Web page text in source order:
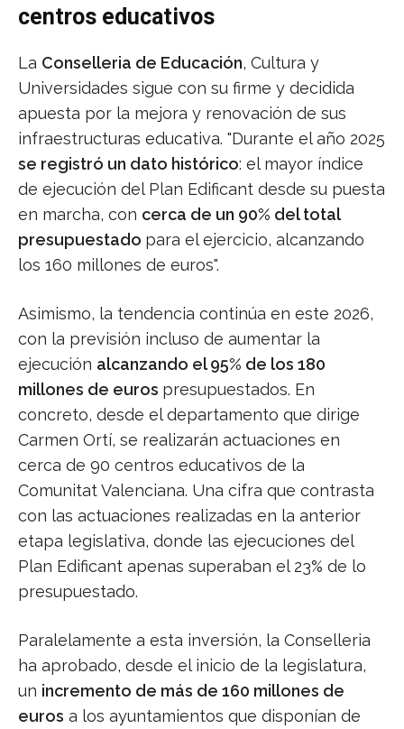
centros educativos
La Conselleria de Educación, Cultura y
Universidades sigue con su firme y decidida
apuesta por la mejora y renovación de sus
infraestructuras educativa. "Durante el año 2025
se registró un dato histórico: el mayor índice
de ejecución del Plan Edificant desde su puesta
en marcha, con cerca de un 90% del total
presupuestado para el ejercicio, alcanzando
los 160 millones de euros".
Asimismo, la tendencia continúa en este 2026,
con la previsión incluso de aumentar la
ejecución alcanzando el 95% de los 180
millones de euros presupuestados. En
concreto, desde el departamento que dirige
Carmen Ortí, se realizarán actuaciones en
cerca de 90 centros educativos de la
Comunitat Valenciana. Una cifra que contrasta
con las actuaciones realizadas en la anterior
etapa legislativa, donde las ejecuciones del
Plan Edificant apenas superaban el 23% de lo
presupuestado.
Paralelamente a esta inversión, la Conselleria
ha aprobado, desde el inicio de la legislatura,
un incremento de más de 160 millones de
euros a los ayuntamientos que disponían de